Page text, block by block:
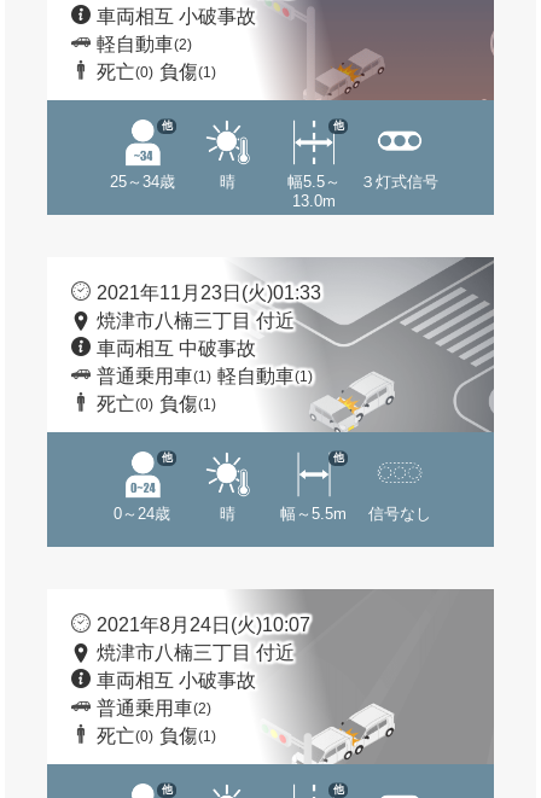
車両相互 小破事故
軽自動車(2)
死亡(0) 負傷(1)
25～34歳
他
晴
幅5.5～
13.0m
他
３灯式信号
2021年11月23日(火)01:33
焼津市八楠三丁目 付近
車両相互 中破事故
普通乗用車(1) 軽自動車(1)
死亡(0) 負傷(1)
0～24歳
他
晴 幅～5.5m
他
信号なし
2021年8月24日(火)10:07
焼津市八楠三丁目 付近
車両相互 小破事故
普通乗用車(2)
死亡(0) 負傷(1)
他 他